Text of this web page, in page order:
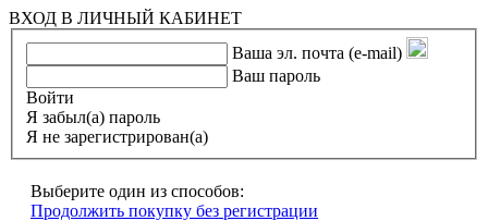
ВХОД В ЛИЧНЫЙ КАБИНЕТ
Ваша эл. почта (e-mail)
Ваш пароль
Войти
Я забыл(а) пароль
Я не зарегистрирован(а)
Выберите один из способов:
Продолжить покупку без регистрации